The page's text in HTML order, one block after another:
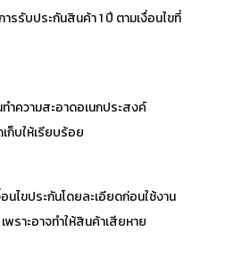
ารรับประกันสินค้า 1 ปี ตามเงื่อนไขที่
ำความสะอาดอเนกประสงค์
ก็บให้เรียบร้อย
นไขประกันโดยละเอียดก่อนใช้งาน
พราะอาจทำให้สินค้าเสียหาย